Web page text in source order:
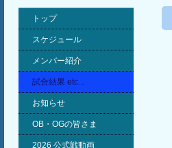
トップ
スケジュール
メンバー紹介
試合結果 etc...
お知らせ
OB・OGの皆さま
2026 公式戦動画